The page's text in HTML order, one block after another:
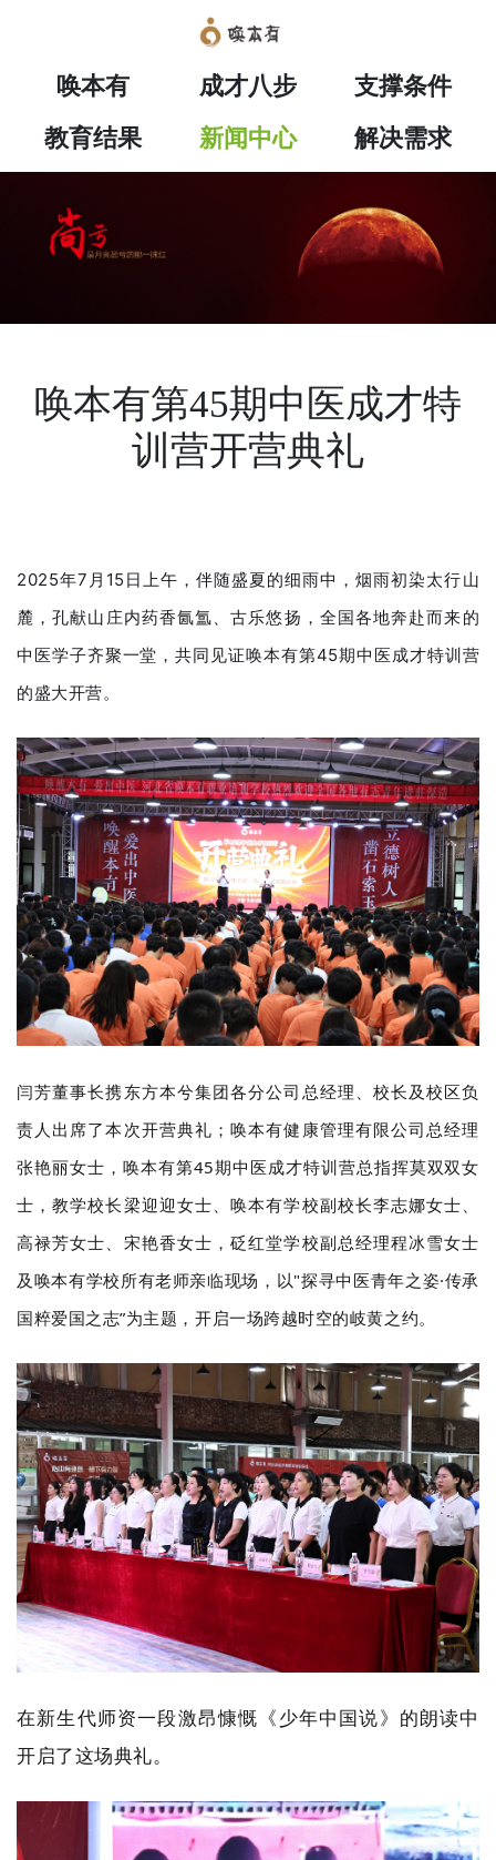
唤本有 成才八步
支撑条件
教育结果
新闻中心 解决需求
唤本有第45期中医成才特
训营开营典礼
2025年7月15日上午，伴随盛夏的细雨中，烟雨初染太行山
麓，孔献山庄内药香氤氲、古乐悠扬，全国各地奔赴而来的
中医学子齐聚一堂，共同见证唤本有第45期中医成才特训营
的盛大开营。
闫芳董事长携东方本兮集团各分公司总经理、校长及校区负
责人出席了本次开营典礼；唤本有健康管理有限公司总经理
张艳丽女士，唤本有第45期中医成才特训营总指挥莫双双女
士，教学校长梁迎迎女士、唤本有学校副校长李志娜女士、
高禄芳女士、宋艳香女士，砭红堂学校副总经理程冰雪女士
及唤本有学校所有老师亲临现场，以"探寻中医青年之姿·传承
国粹爱国之志”为主题，开启一场跨越时空的岐黄之约。
在新生代师资一段激昂慷慨《少年中国说》的朗读中
开启了这场典礼。